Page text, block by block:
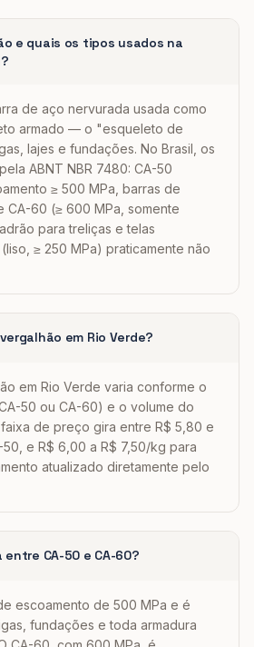
e quais os tipos usados na
de aço nervurada usada como
armado — o "esqueleto de
lajes e fundações. No Brasil, os
ABNT NBR 7480: CA-50
≥ 500 MPa, barras de
CA-60 (≥ 600 MPa, somente
para treliças e telas
≥ 250 MPa) praticamente não
em Rio Verde?
em Rio Verde varia conforme o
50 ou CA-60) e o volume do
de preço gira entre R$ 5,80 e
e R$ 6,00 a R$ 7,50/kg para
atualizado diretamente pelo
CA-50 e CA-60?
escoamento de 500 MPa e é
fundações e toda armadura